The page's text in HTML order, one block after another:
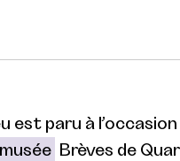
est paru à l’occasion
musée
Brèves de